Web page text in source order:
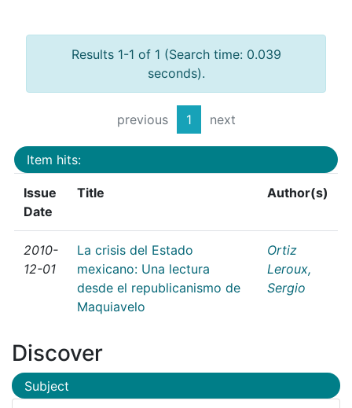
Results 1-1 of 1 (Search time: 0.039
seconds).
previous 1 next
Item hits:
Issue
Date
Title Author(s)
2010-
12-01
La crisis del Estado
mexicano: Una lectura
desde el republicanismo de
Maquiavelo
Ortiz
Leroux,
Sergio
Discover
Subject